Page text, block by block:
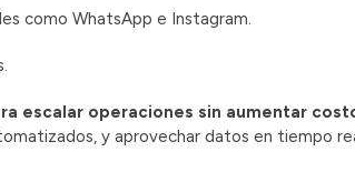
como WhatsApp e Instagram.
escalar operaciones sin aumentar
y aprovechar datos en tiempo